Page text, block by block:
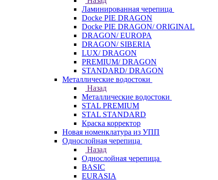
Ламинированная черепица
Docke PIE DRAGON
Docke PIE DRAGON/ ORIGINAL
DRAGON/ EUROPA
DRAGON/ SIBERIA
LUX/ DRAGON
PREMIUM/ DRAGON
STANDARD/ DRAGON
Металлические водостоки
Назад
Металлические водостоки
STAL PREMIUM
STAL STANDARD
Краска корректор
Новая номенклатура из УПП
Однослойная черепица
Назад
Однослойная черепица
BASIC
EURASIA